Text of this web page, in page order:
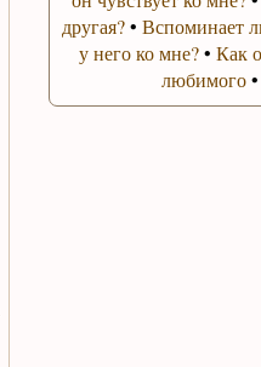
другая?• Вспоминает
у него ко мне?• Как
любимого•